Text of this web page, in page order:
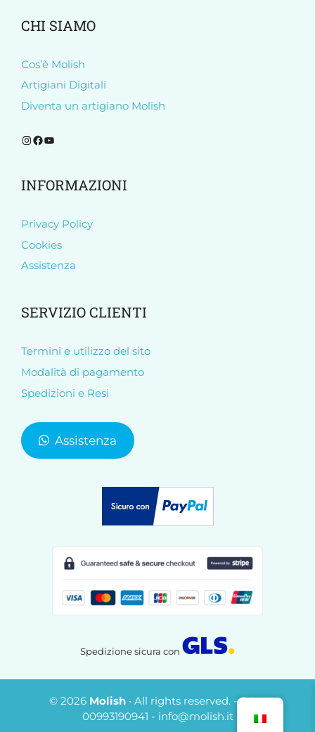
CHI SIAMO
Cos’è Molish
Artigiani Digitali
Diventa un artigiano Molish
Segui Molish su Instagram
Segui Molish su Facebook
Iscriviti al nostro canale YouTube
INFORMAZIONI
Privacy Policy
Cookies
Assistenza
SERVIZIO CLIENTI
Termini e utilizzo del sito
Modalità di pagamento
Spedizioni e Resi
Assistenza
Spedizione sicura con
© 2026 Molish • All rights reserved. - P.Iva
00993190941 - info@molish.it
€39,00